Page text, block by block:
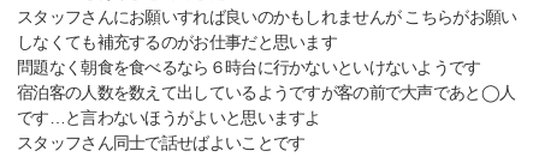
スタッフさんにお願いすれば良いのかもしれませんが こちらがお願い
しなくても補充するのがお仕事だと思います
問題なく朝食を食べるなら６時台に行かないといけないようです
宿泊客の人数を数えて出しているようですが客の前で大声であと◯人
です…と言わないほうがよいと思いますよ
スタッフさん同士で話せばよいことです